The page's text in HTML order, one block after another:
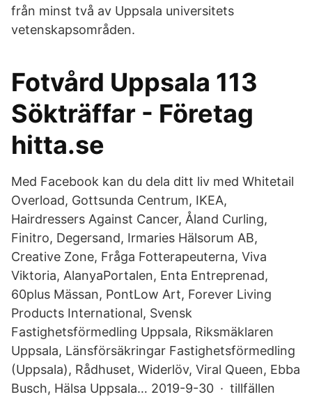
från minst två av Uppsala universitets
vetenskapsområden.
Fotvård Uppsala 113
Sökträffar - Företag
hitta.se
Med Facebook kan du dela ditt liv med Whitetail
Overload, Gottsunda Centrum, IKEA,
Hairdressers Against Cancer, Åland Curling,
Finitro, Degersand, Irmaries Hälsorum AB,
Creative Zone, Fråga Fotterapeuterna, Viva
Viktoria, AlanyaPortalen, Enta Entreprenad,
60plus Mässan, PontLow Art, Forever Living
Products International, Svensk
Fastighetsförmedling Uppsala, Riksmäklaren
Uppsala, Länsförsäkringar Fastighetsförmedling
(Uppsala), Rådhuset, Widerlöv, Viral Queen, Ebba
Busch, Hälsa Uppsala… 2019-9-30 · tillfällen